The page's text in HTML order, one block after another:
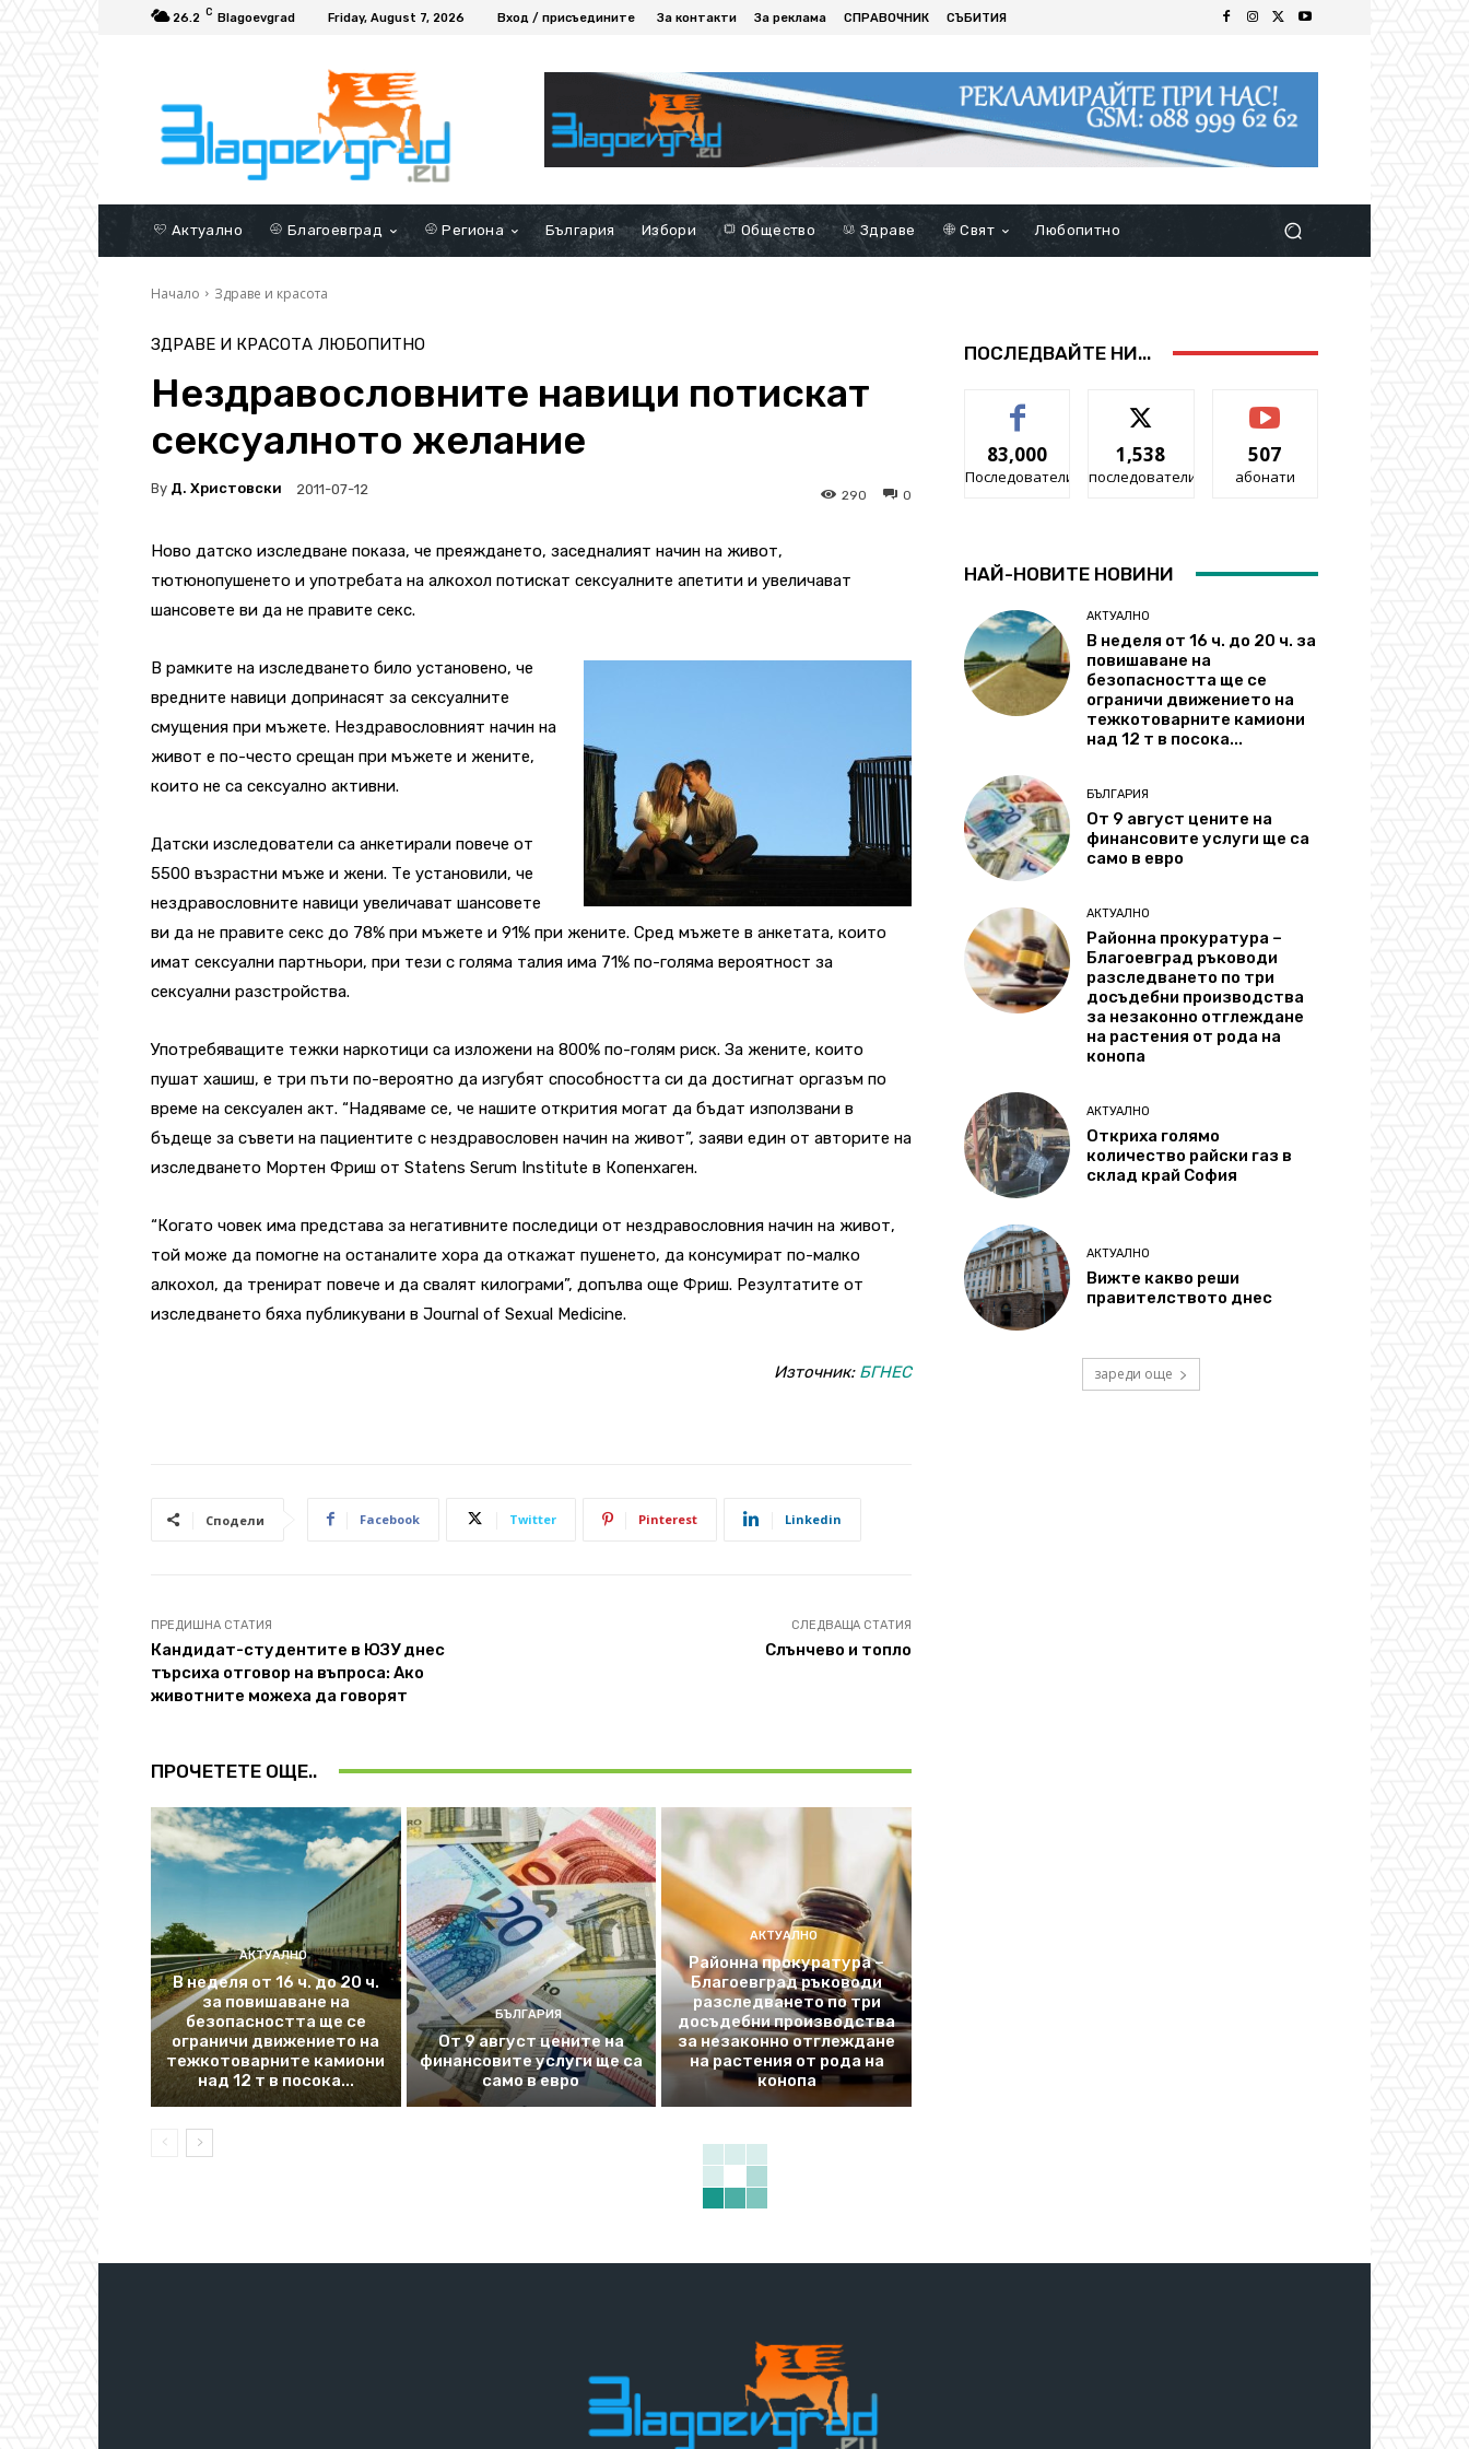
26.2 C Blagoevgrad Friday, August 7, 2026 Вход / присъедините За контакти За реклама СПРАВОЧНИК СЪБИТИЯ
Актуално Благоевград Региона България Избори Общество Здраве Свят Любопитно
Начало Здраве и красота
ЗДРАВЕ И КРАСОТА ЛЮБОПИТНО
Нездравословните навици потискат
сексуалното желание
By Д. Христовски 2011-07-12 0
290
Ново датско изследване показа, че преяждането, заседналият начин на живот,
тютюнопушенето и употребата на алкохол потискат сексуалните апетити и увеличават
шансовете ви да не правите секс.
В рамките на изследването било установено, че
вредните навици допринасят за сексуалните
смущения при мъжете. Нездравословният начин на
живот е по-често срещан при мъжете и жените,
които не са сексуално активни.
Датски изследователи са анкетирали повече от
5500 възрастни мъже и жени. Те установили, че
нездравословните навици увеличават шансовете
ви да не правите секс до 78% при мъжете и 91% при жените. Сред мъжете в анкетата, които
имат сексуални партньори, при тези с голяма талия има 71% по-голяма вероятност за
сексуални разстройства.
Употребяващите тежки наркотици са изложени на 800% по-голям риск. За жените, които
пушат хашиш, е три пъти по-вероятно да изгубят способността си да достигнат оргазъм по
време на сексуален акт. “Надяваме се, че нашите открития могат да бъдат използвани в
бъдеще за съвети на пациентите с нездравословен начин на живот”, заяви един от авторите на
изследването Мортен Фриш от Statens Serum Institute в Копенхаген.
“Когато човек има представа за негативните последици от нездравословния начин на живот,
той може да помогне на останалите хора да откажат пушенето, да консумират по-малко
алкохол, да тренират повече и да свалят килограми”, допълва още Фриш. Резултатите от
изследването бяха публикувани в Journal of Sexual Medicine.
Източник: БГНЕС
Сподели Facebook Twitter Pinterest Linkedin
ПРЕДИШНА СТАТИЯ
Кандидат-студентите в ЮЗУ днес
търсиха отговор на въпроса: Ако
животните можеха да говорят
СЛЕДВАЩА СТАТИЯ
Слънчево и топло
ПРОЧЕТЕТЕ ОЩЕ..
АКТУАЛНО
В неделя от 16 ч. до 20 ч.
за повишаване на
безопасността ще се
ограничи движението на
тежкотоварните камиони
над 12 т в посока...
БЪЛГАРИЯ
От 9 август цените на
финансовите услуги ще са
само в евро
АКТУАЛНО
Районна прокуратура –
Благоевград ръководи
разследването по три
досъдебни производства
за незаконно отглеждане
на растения от рода на
конопа
ПОСЛЕДВАЙТЕ НИ...
83,000
Последователи
1,538
последователи
507
абонати
НАЙ-НОВИТЕ НОВИНИ
АКТУАЛНО
В неделя от 16 ч. до 20 ч. за
повишаване на
безопасността ще се
ограничи движението на
тежкотоварните камиони
над 12 т в посока...
БЪЛГАРИЯ
От 9 август цените на
финансовите услуги ще са
само в евро
АКТУАЛНО
Районна прокуратура –
Благоевград ръководи
разследването по три
досъдебни производства
за незаконно отглеждане
на растения от рода на
конопа
АКТУАЛНО
Откриха голямо
количество райски газ в
склад край София
АКТУАЛНО
Вижте какво реши
правителството днес
зареди още